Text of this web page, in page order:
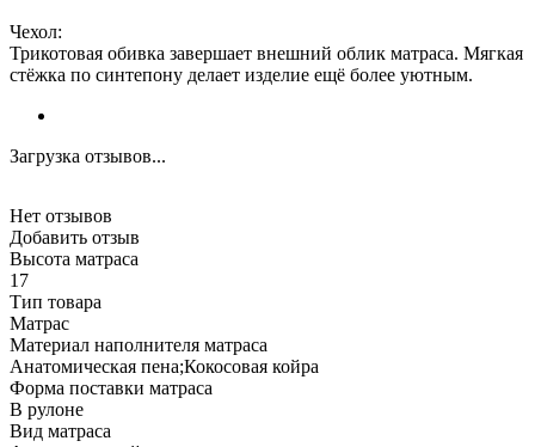
Чехол:
Трикотовая обивка завершает внешний облик матраса. Мягкая
стёжка по синтепону делает изделие ещё более уютным.
Загрузка отзывов...
Нет отзывов
Добавить отзыв
Высота матраса
17
Тип товара
Матрас
Материал наполнителя матраса
Анатомическая пена;Кокосовая койра
Форма поставки матраса
В рулоне
Вид матраса